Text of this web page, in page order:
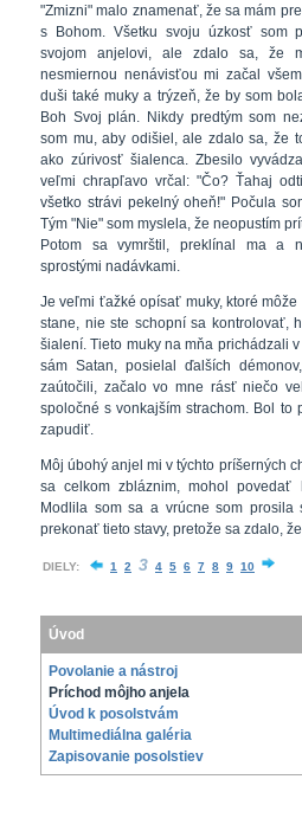
"Zmizni" malo znamenať, že sa mám
s Bohom. Všetku svoju úzkosť som
svojom anjelovi, ale zdalo sa, že
nesmiernou nenávisťou mi začal
duši také muky a trýzeň, že by som
Boh Svoj plán. Nikdy predtým som
som mu, aby odišiel, ale zdalo sa, že
ako zúrivosť šialenca. Zbesilo
veľmi chrapľavo vrčal: "Čo? Ťahaj
všetko strávi pekelný oheň!" Počula
Tým "Nie" som myslela, že neopustím
Potom sa vymrštil, preklínal ma a
sprostými nadávkami.
Je veľmi ťažké opísať muky, ktoré
stane, nie ste schopní sa kontrolovať,
šialení. Tieto muky na mňa prichádzali
sám Satan, posielal ďalších
zaútočili, začalo vo mne rásť niečo
spoločné s vonkajším strachom. Bol to
zapudiť.
Môj úbohý anjel mi v týchto príšerných
sa celkom zbláznim, mohol povedať
Modlila som sa a vrúcne som prosila
prekonať tieto stavy, pretože sa zdalo,
DIELY: 1 2 3 4 5 6 7 8 9 10
Úvod
Povolanie a nástroj
Príchod môjho anjela
Úvod k posolstvám
Multimediálna galéria
Zapisovanie posolstiev